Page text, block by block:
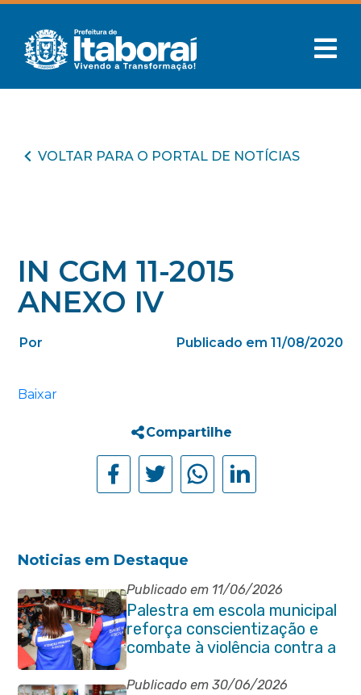
VOLTAR PARA O PORTAL DE NOTÍCIAS
IN CGM 11-2015
ANEXO IV
Por Publicado em 11/08/2020
Baixar
Compartilhe
Noticias em Destaque
Publicado em 11/06/2026
Palestra em escola municipal
reforça conscientização e
combate à violência contra a
pessoa idosa em Itaboraí
Publicado em 30/06/2026